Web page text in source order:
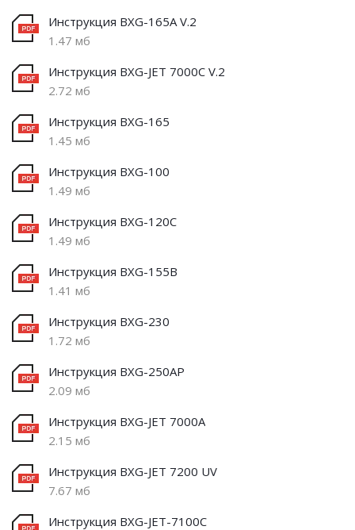
Инструкция BXG-165A V.2
1.47 мб
Инструкция BXG-JET 7000C V.2
2.72 мб
Инструкция BXG-165
1.45 мб
Инструкция BXG-100
1.49 мб
Инструкция BXG-120C
1.49 мб
Инструкция BXG-155B
1.41 мб
Инструкция BXG-230
1.72 мб
Инструкция BXG-250AP
2.09 мб
Инструкция BXG-JET 7000A
2.15 мб
Инструкция BXG-JET 7200 UV
7.67 мб
Инструкция BXG-JET-7100C